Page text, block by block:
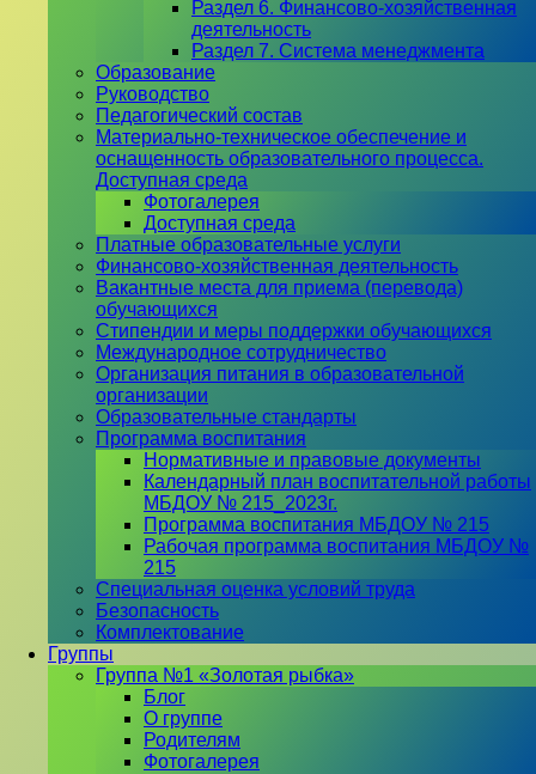
Раздел 6. Финансово-хозяйственная
деятельность
Раздел 7. Система менеджмента
Образование
Руководство
Педагогический состав
Материально-техническое обеспечение и
оснащенность образовательного процесса.
Доступная среда
Фотогалерея
Доступная среда
Платные образовательные услуги
Финансово-хозяйственная деятельность
Вакантные места для приема (перевода)
обучающихся
Стипендии и меры поддержки обучающихся
Международное сотрудничество
Организация питания в образовательной
организации
Образовательные стандарты
Программа воспитания
Нормативные и правовые документы
Календарный план воспитательной работы
МБДОУ № 215_2023г.
Программа воспитания МБДОУ № 215
Рабочая программа воспитания МБДОУ №
215
Специальная оценка условий труда
Безопасность
Комплектование
Группы
Группа №1 «Золотая рыбка»
Блог
О группе
Родителям
Фотогалерея